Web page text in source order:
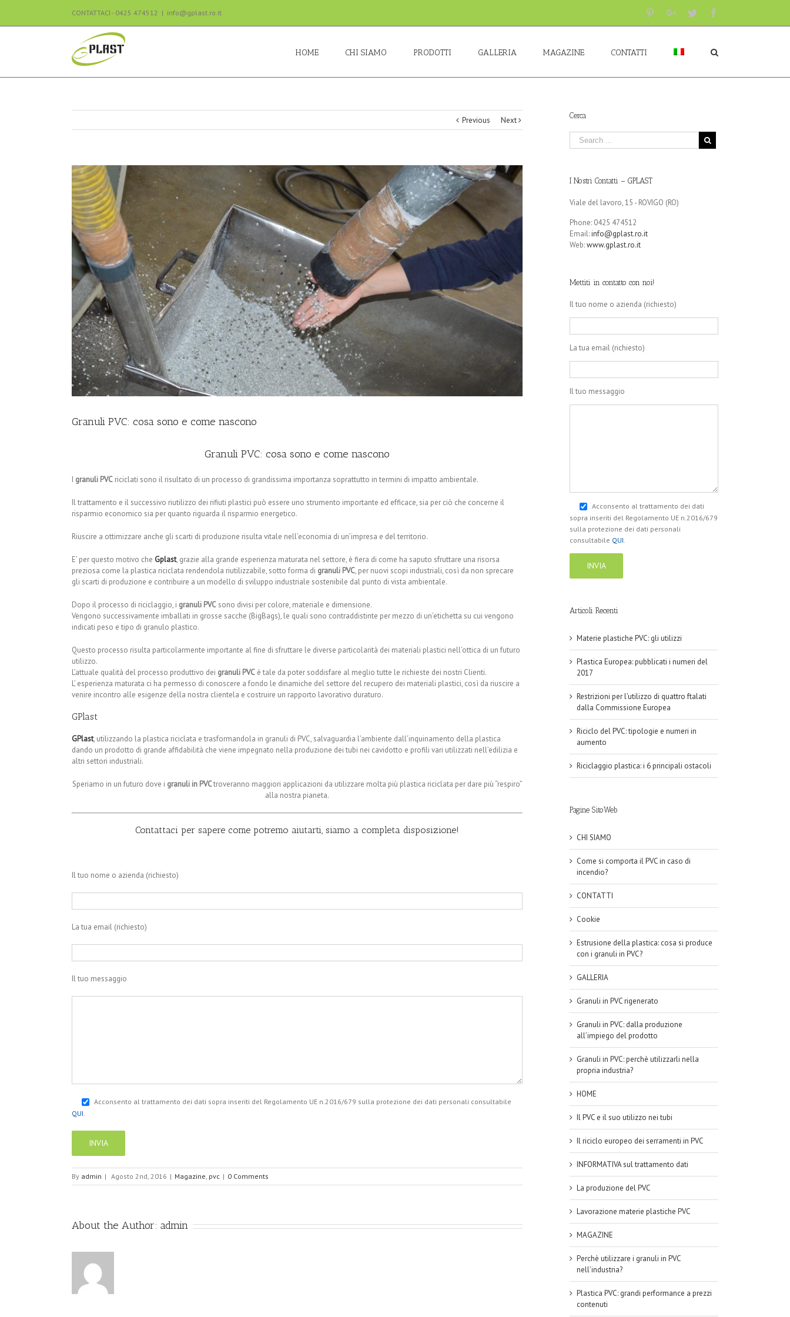
CONTATTACI - 0425 474512 | info@gplast.ro.it PinterestGoogle+Twitter
HOME CHI SIAMO PRODOTTI GALLERIA MAGAZINE CONTATTI
Previous Next
View
Larger
Image
Granuli PVC: cosa sono e come nascono
Granuli PVC: cosa sono e come nascono
I granuli PVC riciclati sono il risultato di un processo di grandissima importanza soprattutto in termini di impatto ambientale.
Il trattamento e il successivo riutilizzo dei rifiuti plastici può essere uno strumento importante ed efficace, sia per ciò che concerne il
risparmio economico sia per quanto riguarda il risparmio energetico.
Riuscire a ottimizzare anche gli scarti di produzione risulta vitale nell’economia di un’impresa e del territorio.
E’ per questo motivo che Gplast, grazie alla grande esperienza maturata nel settore, è fiera di come ha saputo sfruttare una risorsa
preziosa come la plastica riciclata rendendola riutilizzabile, sotto forma di granuli PVC, per nuovi scopi industriali, così da non sprecare
gli scarti di produzione e contribuire a un modello di sviluppo industriale sostenibile dal punto di vista ambientale.
Dopo il processo di riciclaggio, i granuli PVC sono divisi per colore, materiale e dimensione.
Vengono successivamente imballati in grosse sacche (BigBags), le quali sono contraddistinte per mezzo di un’etichetta su cui vengono
indicati peso e tipo di granulo plastico.
Questo processo risulta particolarmente importante al fine di sfruttare le diverse particolarità dei materiali plastici nell’ottica di un futuro
utilizzo.
L’attuale qualità del processo produttivo dei granuli PVC è tale da poter soddisfare al meglio tutte le richieste dei nostri Clienti.
L’ esperienza maturata ci ha permesso di conoscere a fondo le dinamiche del settore del recupero dei materiali plastici, così da riuscire a
venire incontro alle esigenze della nostra clientela e costruire un rapporto lavorativo duraturo.
GPlast
GPlast, utilizzando la plastica riciclata e trasformandola in granuli di PVC, salvaguardia l’ambiente dall’inquinamento della plastica
dando un prodotto di grande affidabilità che viene impegnato nella produzione dei tubi nei cavidotto e profili vari utilizzati nell’edilizia e
altri settori industriali.
Speriamo in un futuro dove i granuli in PVCtroveranno maggiori applicazioni da utilizzare molta più plastica riciclata per dare più “respiro”
alla nostra pianeta.
Contattaci per sapere come potremo aiutarti, siamo a completa disposizione!
Il tuo nome o azienda (richiesto)
La tua email (richiesto)
Il tuo messaggio
Acconsento al trattamento dei dati sopra inseriti del Regolamento UE n.2016/679 sulla protezione dei dati personali consultabile
QUI.
By admin | Agosto 2nd, 2016 | Magazine, pvc | 0 Comments
About the Author: admin
Cerca
I Nostri Contatti – GPLAST
Viale del lavoro, 15 - ROVIGO (RO)
Phone: 0425 474512
Email:info@gplast.ro.it
Web:www.gplast.ro.it
Mettiti in contatto con noi!
Il tuo nome o azienda (richiesto)
La tua email (richiesto)
Il tuo messaggio
Acconsento al trattamento dei dati
sopra inseriti del Regolamento UE n.2016/679
sulla protezione dei dati personali
consultabile QUI.
Articoli Recenti
Materie plastiche PVC: gli utilizzi
Plastica Europea: pubblicati i numeri del
2017
Restrizioni per l’utilizzo di quattro ftalati
dalla Commissione Europea
Riciclo del PVC: tipologie e numeri in
aumento
Riciclaggio plastica: i 6 principali ostacoli
Pagine SitoWeb
CHI SIAMO
Come si comporta il PVC in caso di
incendio?
CONTATTI
Cookie
Estrusione della plastica: cosa si produce
con i granuli in PVC?
GALLERIA
Granuli in PVC rigenerato
Granuli in PVC: dalla produzione
all’impiego del prodotto
Granuli in PVC: perchè utilizzarli nella
propria industria?
HOME
Il PVC e il suo utilizzo nei tubi
Il riciclo europeo dei serramenti in PVC
INFORMATIVA sul trattamento dati
La produzione del PVC
Lavorazione materie plastiche PVC
MAGAZINE
Perchè utilizzare i granuli in PVC
nell’industria?
Plastica PVC: grandi performance a prezzi
contenuti